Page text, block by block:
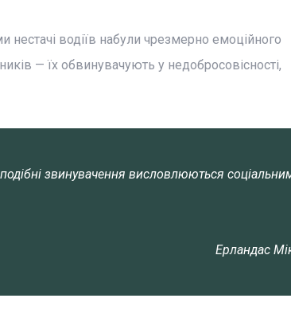
водіїв набули чрезмерно емоційного
— їх обвинувачують у недобросовісності,
звинувачення висловлюються
Ерландас